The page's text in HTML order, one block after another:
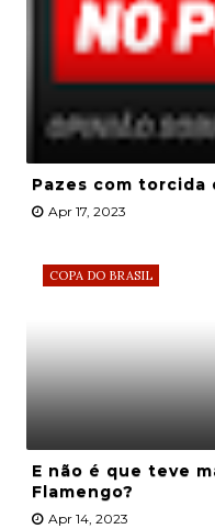
Pazes com
Apr 17, 2023
COPA DO BRASIL
E não é que teve
Flamengo?
Apr 14, 2023